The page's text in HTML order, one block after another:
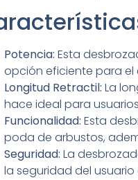
Potencia: Esta
opción eficiente para el
Longitud Retractil: La
hace ideal para
Funcionalidad: Esta
poda de arbustos,
Seguridad: La
la seguridad del usuario